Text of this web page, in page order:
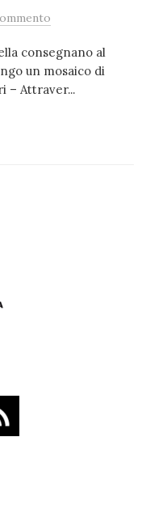
consegnano al
un mosaico di
– Attraver...